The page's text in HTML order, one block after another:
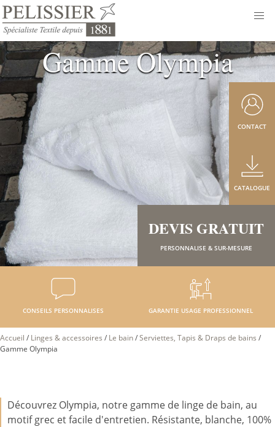
Gamme Olympia
CONSEILS PERSONNALISES GARANTIE USAGE PROFESSIONNEL
DEVIS GRATUIT
PERSONNALISE & SUR-MESURE
CATALOGUE
CONTACT
Accueil / Linges & accessoires / Le bain/Serviettes, Tapis & Draps de bains /
Gamme Olympia
Découvrez Olympia, notre gamme de linge de bain, au
motif grec et facile d'entretien. Résistante, blanche, 100%